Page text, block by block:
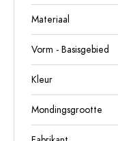
Materiaal
Vorm - Basisgebied
Kleur
Mondingsgrootte